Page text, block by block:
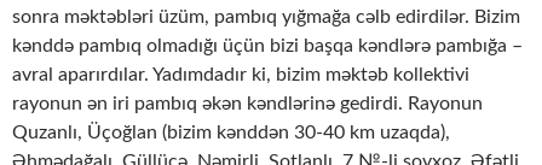
sonra məktəbləri üzüm, pambıq yığmağa cəlb edirdilər. Bizim
kənddə pambıq olmadığı üçün bizi başqa kəndlərə pambığa –
avral aparırdılar. Yadımdadır ki, bizim məktəb kollektivi
rayonun ən iri pambıq əkən kəndlərinə gedirdi. Rayonun
Quzanlı, Üçoğlan (bizim kənddən 30-40 km uzaqda),